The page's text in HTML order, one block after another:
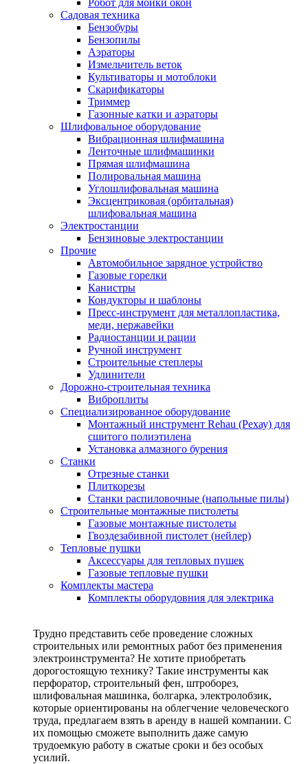
Робот для мойки окон
Садовая техника
Бензобуры
Бензопилы
Аэраторы
Измельчитель веток
Культиваторы и мотоблоки
Скарификаторы
Триммер
Газонные катки и аэраторы
Шлифовальное оборудование
Вибрационная шлифмашина
Ленточные шлифмашинки
Прямая шлифмашина
Полировальная машина
Углошлифовальная машина
Эксцентриковая (орбитальная)
шлифовальная машина
Электростанции
Бензиновые электростанции
Прочие
Автомобильное зарядное устройство
Газовые горелки
Канистры
Кондукторы и шаблоны
Пресс-инструмент для металлопластика,
меди, нержавейки
Радиостанции и рации
Ручной инструмент
Строительные степлеры
Удлинители
Дорожно-строительная техника
Виброплиты
Специализированное оборудование
Монтажный инструмент Rehau (Рехау) для
сшитого полиэтилена
Установка алмазного бурения
Станки
Отрезные станки
Плиткорезы
Станки распиловочные (напольные пилы)
Строительные монтажные пистолеты
Газовые монтажные пистолеты
Гвоздезабивной пистолет (нейлер)
Тепловые пушки
Аксессуары для тепловых пушек
Газовые тепловые пушки
Комплекты мастера
Комплекты оборудовния для электрика
Трудно представить себе проведение сложных
строительных или ремонтных работ без применения
электроинструмента? Не хотите приобретать
дорогостоящую технику? Такие инструменты как
перфоратор, строительный фен, штроборез,
шлифовальная машинка, болгарка, электролобзик,
которые ориентированы на облегчение человеческого
труда, предлагаем взять в аренду в нашей компании. С
их помощью сможете выполнить даже самую
трудоемкую работу в сжатые сроки и без особых
усилий.